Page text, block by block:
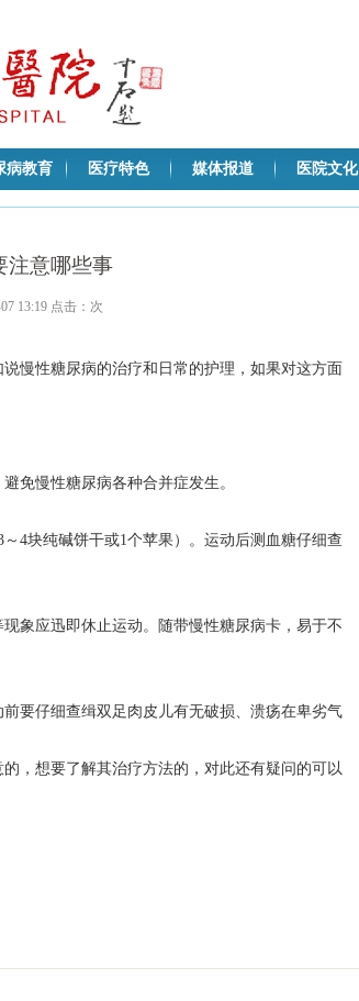
病教育 医疗特色 媒体报道 医院文化
注意哪些事
13:19 点击： 次
慢性糖尿病的治疗和日常的护理，如果对这方面
免慢性糖尿病各种合并症发生。
4块纯碱饼干或1个苹果）。运动后测血糖仔细查
象应迅即休止运动。随带慢性糖尿病卡，易于不
要仔细查缉双足肉皮儿有无破损、溃疡在卑劣气
，想要了解其治疗方法的，对此还有疑问的可以